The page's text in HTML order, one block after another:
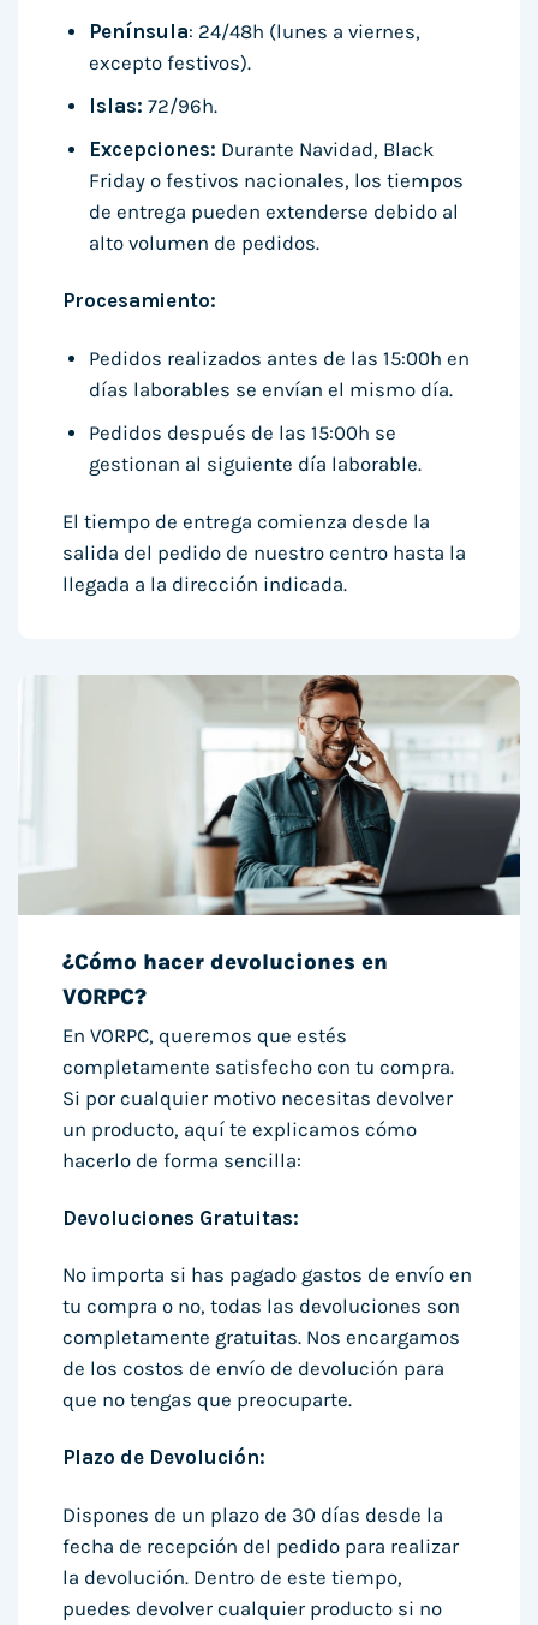
Península: 24/48h (lunes a viernes,
excepto festivos).
Islas: 72/96h.
Excepciones: Durante Navidad, Black
Friday o festivos nacionales, los tiempos
de entrega pueden extenderse debido al
alto volumen de pedidos.
Procesamiento:
Pedidos realizados antes de las 15:00h en
días laborables se envían el mismo día.
Pedidos después de las 15:00h se
gestionan al siguiente día laborable.
El tiempo de entrega comienza desde la
salida del pedido de nuestro centro hasta la
llegada a la dirección indicada.
¿Cómo hacer devoluciones en
VORPC?
En VORPC, queremos que estés
completamente satisfecho con tu compra.
Si por cualquier motivo necesitas devolver
un producto, aquí te explicamos cómo
hacerlo de forma sencilla:
Devoluciones Gratuitas:
No importa si has pagado gastos de envío en
tu compra o no, todas las devoluciones son
completamente gratuitas. Nos encargamos
de los costos de envío de devolución para
que no tengas que preocuparte.
Plazo de Devolución:
Dispones de un plazo de 30 días desde la
fecha de recepción del pedido para realizar
la devolución. Dentro de este tiempo,
puedes devolver cualquier producto si no